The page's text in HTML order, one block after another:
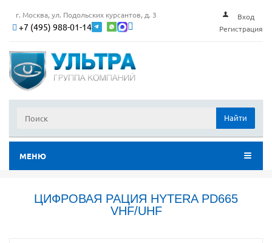
г. Москва, ул. Подольских курсантов, д. 3
+7 (495) 988-01-14
Вход
Регистрация
Найти
МЕНЮ
ЦИФРОВАЯ РАЦИЯ HYTERA PD665
VHF/UHF